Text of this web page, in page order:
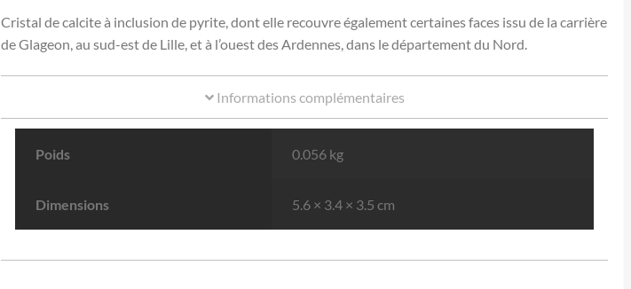
Cristal de calcite à inclusion de pyrite, dont elle recouvre également certaines faces issu de la carrière
de Glageon, au sud-est de Lille, et à l’ouest des Ardennes, dans le département du Nord.
Informations complémentaires
Poids 0.056 kg
Dimensions 5.6 × 3.4 × 3.5 cm